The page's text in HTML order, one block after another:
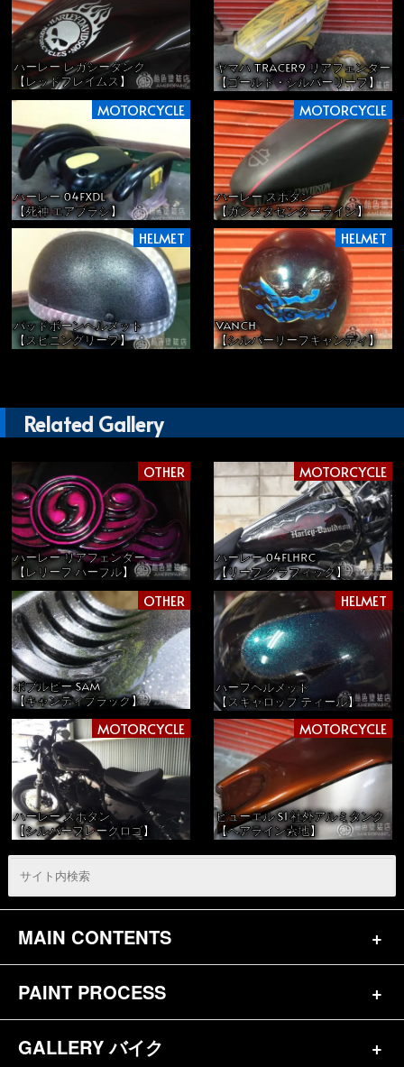
ハーレー レガシータンク
【レッドフレイムス】
ヤマハ TRACER9 リアフェンダー
【ゴールド・シルバーリーフ】
MOTORCYCLE
ハーレー 04FXDL
【死神 エアブラシ】
MOTORCYCLE
ハーレー スポタン
【ガンメタセンターライン】
HELMET
バッドボーンヘルメット
【スピニングリーフ】
HELMET
VANCH
【シルバーリーフキャンディ】
Related Gallery
OTHER
ハーレー リアフェンダー
【レリーフ パープル】
MOTORCYCLE
ハーレー 04FLHRC
【リーフ グラフィック】
OTHER
ボブルビー SAM
【キャンディブラック】
HELMET
ハーフヘルメット
【スキャロップ ティール】
MOTORCYCLE
ハーレー スポタン
【シルバーフレークロゴ】
MOTORCYCLE
ビューエル S1 社外アルミタンク
【ヘアライン素地】
MAIN CONTENTS
トップページ
お問合せ
PAINT PROCESS
バイク（180）
GALLERY バイク